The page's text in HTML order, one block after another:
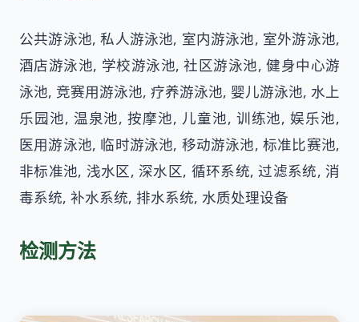
公共游泳池, 私人游泳池, 室内游泳池, 室外游泳池,
酒店游泳池, 学校游泳池, 社区游泳池, 健身中心游
泳池, 竞赛用游泳池, 疗养游泳池, 婴儿游泳池, 水上
乐园池, 温泉池, 按摩池, 儿童池, 训练池, 娱乐池,
医用游泳池, 临时游泳池, 移动游泳池, 标准比赛池,
非标准池, 浅水区, 深水区, 循环系统, 过滤系统, 消
毒系统, 补水系统, 排水系统, 水质处理设备
检测方法